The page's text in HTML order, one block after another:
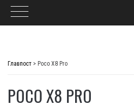
Главпост > Poco X8 Pro
POCO X8 PRO